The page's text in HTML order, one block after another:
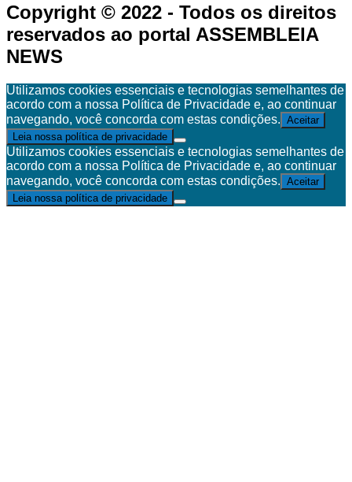
Copyright © 2022 - Todos os direitos
reservados ao portal ASSEMBLEIA
NEWS
Utilizamos cookies essenciais e tecnologias semelhantes de
acordo com a nossa Política de Privacidade e, ao continuar
navegando, você concorda com estas condições. Aceitar
Leia nossa política de privacidade
Utilizamos cookies essenciais e tecnologias semelhantes de
acordo com a nossa Política de Privacidade e, ao continuar
navegando, você concorda com estas condições. Aceitar
Leia nossa política de privacidade